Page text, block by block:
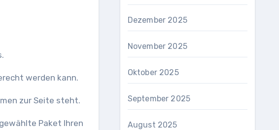
werden kann.
zur Seite steht.
Paket Ihren
Dezember 2025
November 2025
Oktober 2025
September 2025
August 2025